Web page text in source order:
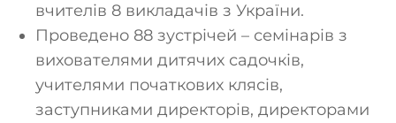
вчителів 8 викладачів з України.
Проведено 88 зустрічей – семінарів з
вихователями дитячих садочків,
учителями початкових клясів,
заступниками директорів, директорами